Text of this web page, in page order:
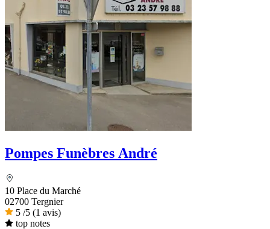
Pompes Funèbres André
10 Place du Marché
02700 Tergnier
5 /5 (1 avis)
top notes